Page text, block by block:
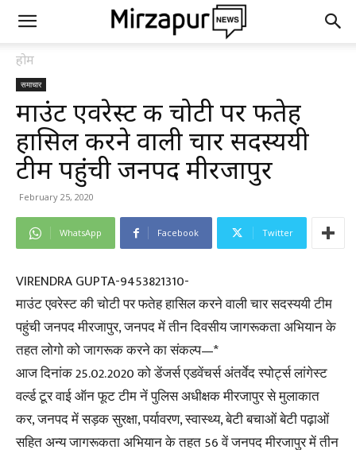
होम
समाचार
माउंट एवरेस्ट की चोटी पर फतेह
हासिल करने वाली चार सदस्ययी
टीम पहुंची जनपद मीरजापुर
February 25, 2020
WhatsApp Facebook Twitter
VIRENDRA GUPTA-9453821310-
माउंट एवरेस्ट की चोटी पर फतेह हासिल करने वाली चार सदस्ययी टीम
पहुंची जनपद मीरजापुर, जनपद में तीन दिवसीय जागरूकता अभियान के
तहत लोगो को जागरूक करने का संकल्प—*
आज दिनांक 25.02.2020 को डेंजर्स एडवेंचर्स अंतर्वेद स्पोर्ट्स लांगेस्ट
वर्ल्ड टूर वाई ऑन फूट टीम नें पुलिस अधीक्षक मीरजापुर से मुलाकात
कर, जनपद में सड़क सुरक्षा, पर्यावरण, स्वास्थ्य, बेटी बचाओं बेटी पढ़ाओं
सहित अन्य जागरूकता अभियान के तहत 56 वें जनपद मीरजापुर में तीन